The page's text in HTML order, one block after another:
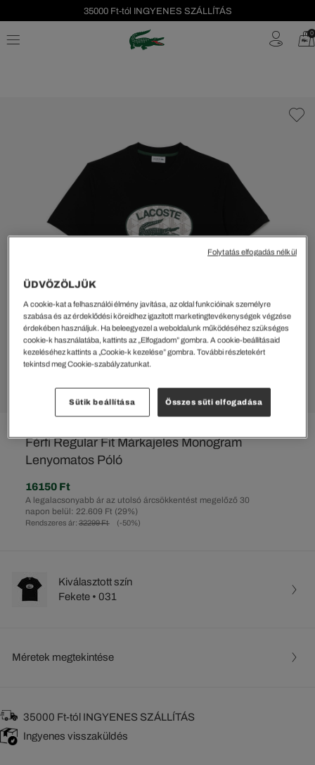
35000 Ft-tól INGYENES SZÁLLÍTÁS
Szezonális leárazás akár -40%! 0
Férfi Regular Fit Márkajeles Monogram
Lenyomatos Póló
Rendszeres ár: 32299 Ft (-50%)
A legalacsonyabb ár az utolsó árcsökkentést megelőző 30
napon belül: 22.609 Ft (29%)
16150 Ft
Kiválasztott szín
Fekete • 031
Méretek megtekintése
35000 Ft-tól INGYENES SZÁLLÍTÁS
Ingyenes visszaküldés
ÜDVÖZÖLJÜK
A cookie-kat a felhasználói élmény javítása, az oldal funkcióinak személyre
szabása és az érdeklődési köreidhez igazított marketingtevékenységek végzése
érdekében használjuk. Ha beleegyezel a weboldalunk működéséhez szükséges
cookie-k használatába, kattints az „Elfogadom” gombra. A cookie-beállításaid
kezeléséhez kattints a „Cookie-k kezelése” gombra. További részletekért
tekintsd meg Cookie-szabályzatunkat.
Sütik beállítása Összes süti elfogadása
Folytatás elfogadás nélkül